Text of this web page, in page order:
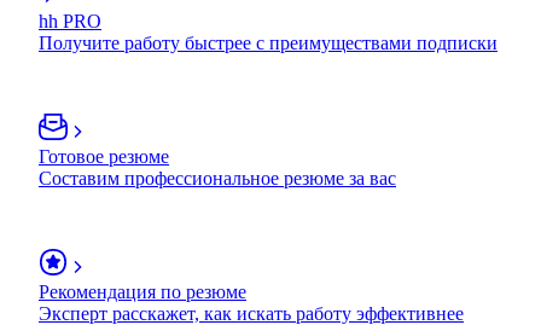
hh PRO
Получите работу быстрее с преимуществами подписки
Готовое резюме
Составим профессиональное резюме за вас
Рекомендация по резюме
Эксперт расскажет, как искать работу эффективнее